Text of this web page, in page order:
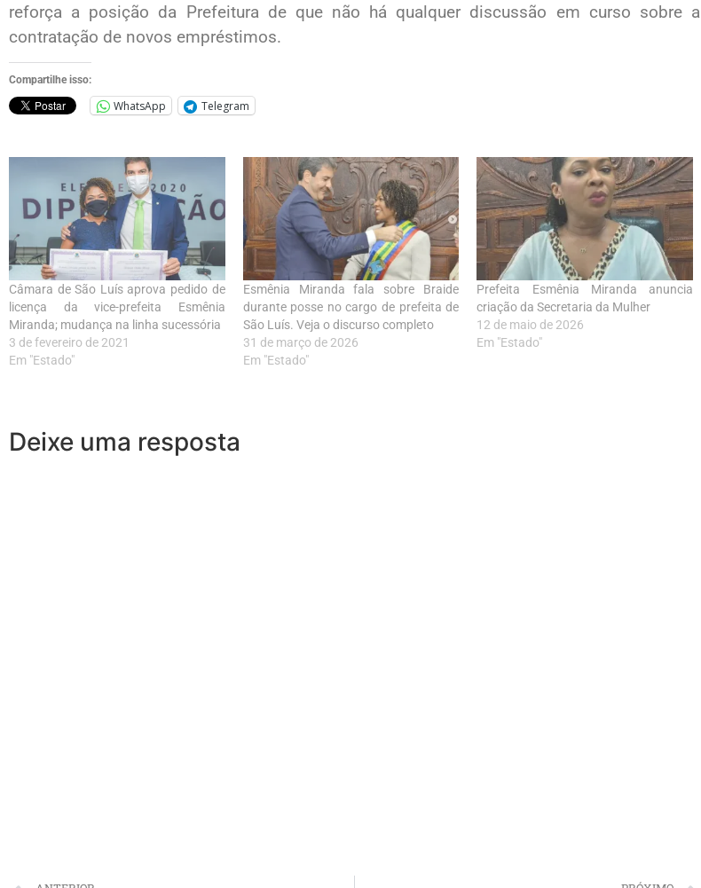
reforça a posição da Prefeitura de que não há qualquer discussão em curso sobre a
contratação de novos empréstimos.
Compartilhe isso:
WhatsApp Telegram
Câmara de São Luís aprova pedido de
licença da vice-prefeita Esmênia
Miranda; mudança na linha sucessória
3 de fevereiro de 2021
Em "Estado"
Esmênia Miranda fala sobre Braide
durante posse no cargo de prefeita de
São Luís. Veja o discurso completo
31 de março de 2026
Em "Estado"
Prefeita Esmênia Miranda anuncia
criação da Secretaria da Mulher
12 de maio de 2026
Em "Estado"
Deixe uma resposta